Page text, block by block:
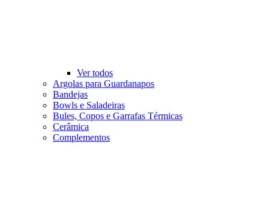
Ver todos
Argolas para Guardanapos
Bandejas
Bowls e Saladeiras
Bules, Copos e Garrafas Térmicas
Cerâmica
Complementos